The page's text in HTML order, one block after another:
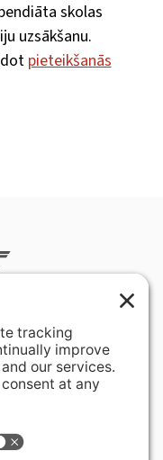
skolas
uzsākšanu.
pieteikšanās
USA